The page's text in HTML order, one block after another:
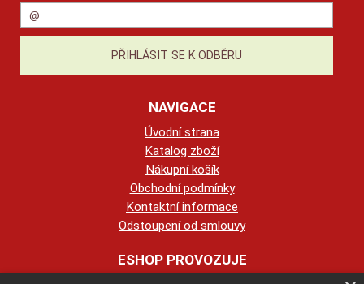
NAVIGACE
Úvodní strana
Katalog zboží
Nákupní košík
Obchodní podmínky
Kontaktní informace
Odstoupení od smlouvy
ESHOP PROVOZUJE